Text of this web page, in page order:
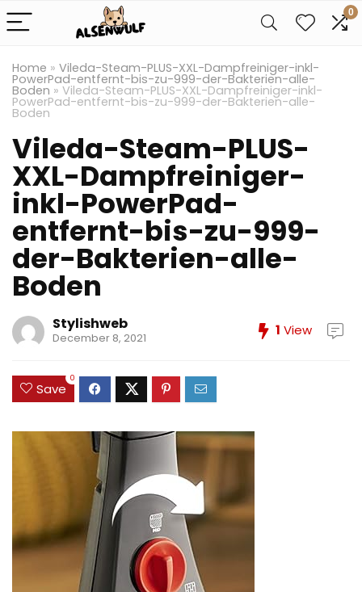
0
Home » Vileda-Steam-PLUS-XXL-Dampfreiniger-inkl-
PowerPad-entfernt-bis-zu-999-der-Bakterien-alle-
Boden » Vileda-Steam-PLUS-XXL-Dampfreiniger-inkl-
PowerPad-entfernt-bis-zu-999-der-Bakterien-alle-
Boden
Vileda-Steam-PLUS-
XXL-Dampfreiniger-
inkl-PowerPad-
entfernt-bis-zu-999-
der-Bakterien-alle-
Boden
Stylishweb
December 8, 2021 1 View
Save
0